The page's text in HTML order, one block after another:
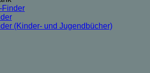
Finder
(Kinder- und Jugendbücher)